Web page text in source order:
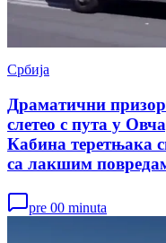
Србија
Драматични
слетео с пута у
Кабина теретњака
са лакшим
pre 00 minuta